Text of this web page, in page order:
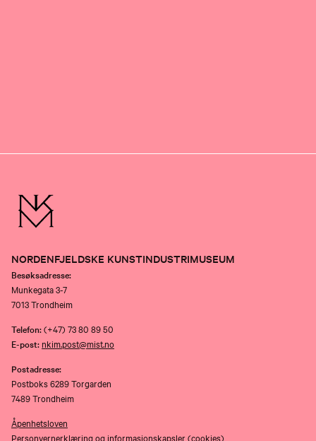
NORDENFJELDSKE KUNSTINDUSTRIMUSEUM
Besøksadresse:
Munkegata 3-7
7013 Trondheim
Telefon:(+47) 73 80 89 50
E-post: nkim.post@mist.no
Postadresse:
Postboks 6289 Torgarden
7489 Trondheim
Åpenhetsloven
Personvernerklæring og informasjonskapsler (cookies)